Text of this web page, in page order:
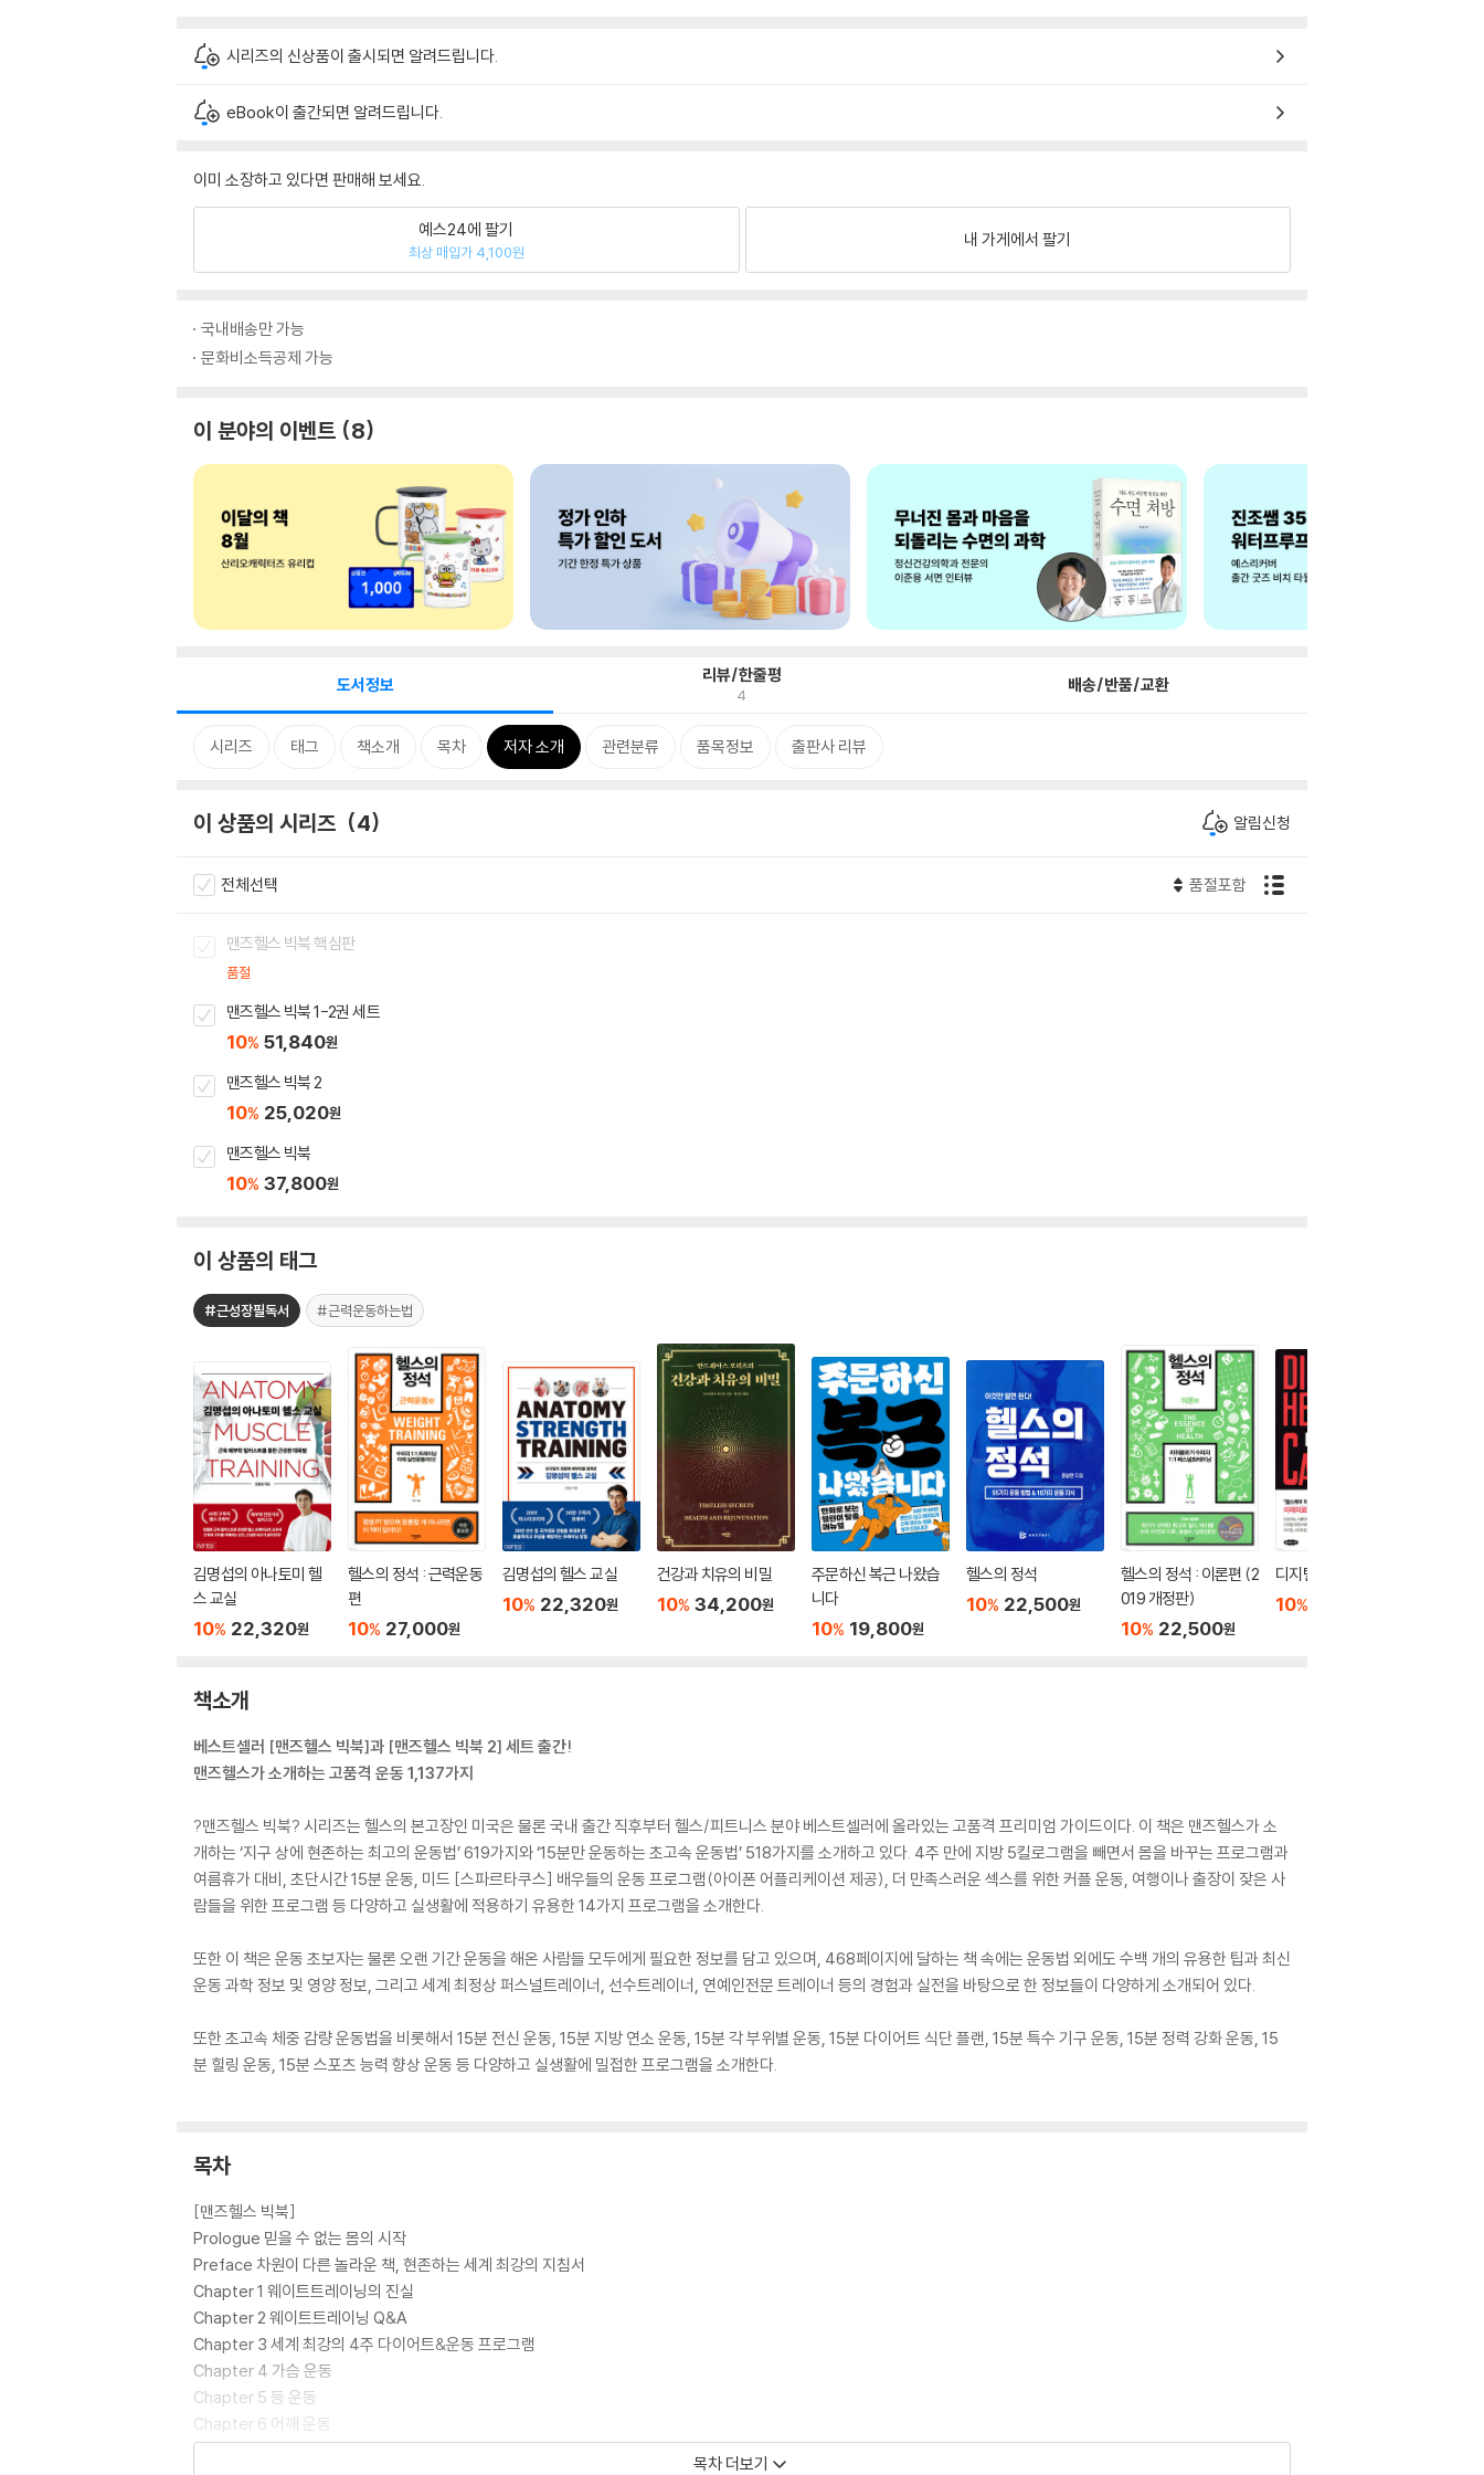
시리즈의 신상품이 출시되면 알려드립니다.
eBook이 출간되면 알려드립니다.
이미 소장하고 있다면 판매해 보세요.
예스24에 팔기
최상 매입가 4,100원
내 가게에서 팔기
국내배송만 가능
문화비소득공제 가능
이 분야의 이벤트 8
도서정보 리뷰/한줄평
4 배송/반품/교환
시리즈 태그 책소개 목차 저자 소개 관련분류 품목정보 출판사 리뷰
이 상품의 시리즈 4 알림신청
전체선택 품절포함
맨즈헬스 빅북 핵심판
품절
맨즈헬스 빅북 1-2권 세트
10% 51,840원
맨즈헬스 빅북 2
10% 25,020원
맨즈헬스 빅북
10% 37,800원
이 상품의 태그
#근성장필독서 #근력운동하는법
김명섭의 아나토미 헬
스 교실
10% 22,320원
헬스의 정석 : 근력운동
편
10% 27,000원
김명섭의 헬스 교실
10% 22,320원
건강과 치유의 비밀
10% 34,200원
주문하신 복근 나왔습
니다
10% 19,800원
헬스의 정석
10% 22,500원
헬스의 정석 : 이론편 (2
019 개정판)
10% 22,500원
디지털 헬스케어
10%
책소개
베스트셀러 [맨즈헬스 빅북]과 [맨즈헬스 빅북 2] 세트 출간!
맨즈헬스가 소개하는 고품격 운동 1,137가지
?맨즈헬스 빅북? 시리즈는 헬스의 본고장인 미국은 물론 국내 출간 직후부터 헬스/피트니스 분야 베스트셀러에 올라있는 고품격 프리미엄 가이드이다. 이 책은 맨즈헬스가 소
개하는 ‘지구 상에 현존하는 최고의 운동법’ 619가지와 ‘15분만 운동하는 초고속 운동법’ 518가지를 소개하고 있다. 4주 만에 지방 5킬로그램을 빼면서 몸을 바꾸는 프로그램과
여름휴가 대비, 초단시간 15분 운동, 미드 [스파르타쿠스] 배우들의 운동 프로그램(아이폰 어플리케이션 제공), 더 만족스러운 섹스를 위한 커플 운동, 여행이나 출장이 잦은 사
람들을 위한 프로그램 등 다양하고 실생활에 적용하기 유용한 14가지 프로그램을 소개한다.
또한 이 책은 운동 초보자는 물론 오랜 기간 운동을 해온 사람들 모두에게 필요한 정보를 담고 있으며, 468페이지에 달하는 책 속에는 운동법 외에도 수백 개의 유용한 팁과 최신
운동 과학 정보 및 영양 정보, 그리고 세계 최정상 퍼스널트레이너, 선수트레이너, 연예인전문 트레이너 등의 경험과 실전을 바탕으로 한 정보들이 다양하게 소개되어 있다.
또한 초고속 체중 감량 운동법을 비롯해서 15분 전신 운동, 15분 지방 연소 운동, 15분 각 부위별 운동, 15분 다이어트 식단 플랜, 15분 특수 기구 운동, 15분 정력 강화 운동, 15
분 힐링 운동, 15분 스포츠 능력 향상 운동 등 다양하고 실생활에 밀접한 프로그램을 소개한다.
목차
[맨즈헬스 빅북]
Prologue 믿을 수 없는 몸의 시작
Preface 차원이 다른 놀라운 책, 현존하는 세계 최강의 지침서
Chapter 1 웨이트트레이닝의 진실
Chapter 2 웨이트트레이닝 Q&A
Chapter 3 세계 최강의 4주 다이어트&운동 프로그램
Chapter 4 가슴 운동
Chapter 5 등 운동
Chapter 6 어깨 운동
Chapter 7 팔 운동
목차 더보기